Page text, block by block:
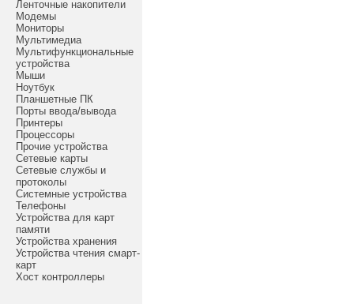
Ленточные накопители
Модемы
Мониторы
Мультимедиа
Мультифункциональные
устройства
Мыши
Ноутбук
Планшетные ПК
Порты ввода/вывода
Принтеры
Процессоры
Прочие устройства
Сетевые карты
Сетевые службы и
протоколы
Системные устройства
Телефоны
Устройства для карт
памяти
Устройства хранения
Устройства чтения смарт-
карт
Хост контроллеры